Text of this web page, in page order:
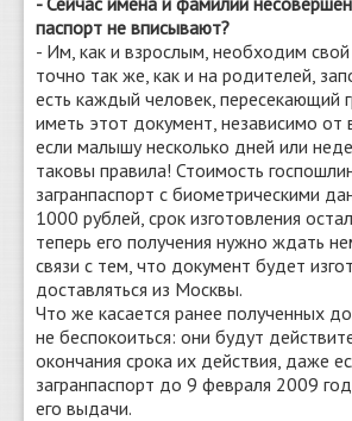
паспорт не вписывают?
- Им, как и взрослым, необходим свой
точно так же, как и на родителей,
есть каждый человек, пересекающий
иметь этот документ, независимо от
если малышу несколько дней или
таковы правила! Стоимость
загранпаспорт с биометрическими
1000 рублей, срок изготовления
теперь его получения нужно ждать
связи с тем, что документ будет
доставляться из Москвы.
Что же касается ранее полученных
не беспокоиться: они будут
окончания срока их действия, даже
загранпаспорт до 9 февраля 2009
его выдачи.